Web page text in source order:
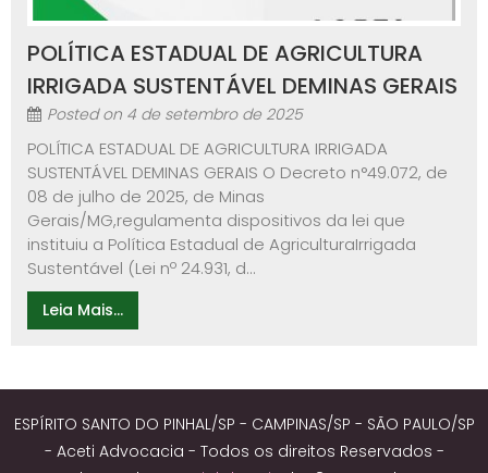
POLÍTICA ESTADUAL DE AGRICULTURA
IRRIGADA SUSTENTÁVEL DEMINAS GERAIS
Posted on 4 de setembro de 2025
POLÍTICA ESTADUAL DE AGRICULTURA IRRIGADA
SUSTENTÁVEL DEMINAS GERAIS O Decreto n°49.072, de
08 de julho de 2025, de Minas
Gerais/MG,regulamenta dispositivos da lei que
instituiu a Política Estadual de AgriculturaIrrigada
Sustentável (Lei nº 24.931, d...
Leia Mais...
ESPÍRITO SANTO DO PINHAL/SP - CAMPINAS/SP - SÃO PAULO/SP
- Aceti Advocacia - Todos os direitos Reservados -